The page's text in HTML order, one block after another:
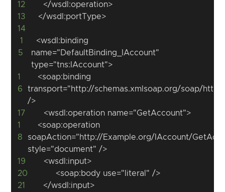
12
13
14
1
5
name="DefaultBinding_IAccount"
type="tns:IAccount">
1
6
transport="http://schemas.xmlsoap.org/soap/http"
17
1
8
soapAction="http://Example.org/IAccount/
19
20
21